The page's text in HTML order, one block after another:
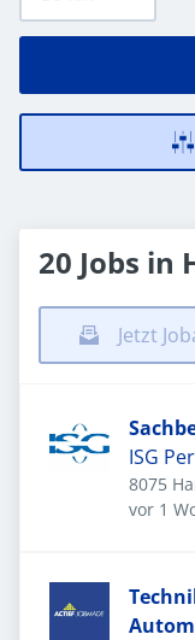
20 Jobs in
Jetzt
ISG
8075
vor 1